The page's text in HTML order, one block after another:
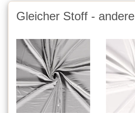
Gleicher Stoff -